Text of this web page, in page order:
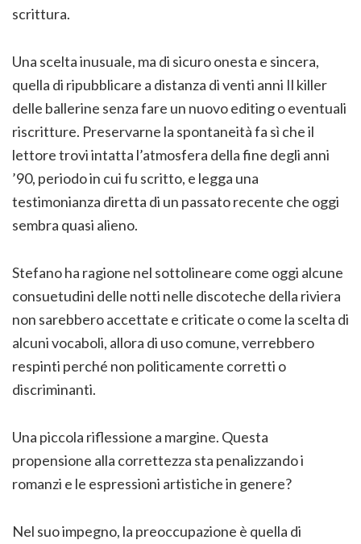
scrittura.
Una scelta inusuale, ma di sicuro onesta e sincera,
quella di ripubblicare a distanza di venti anni Il killer
delle ballerine senza fare un nuovo editing o eventuali
riscritture. Preservarne la spontaneità fa sì che il
lettore trovi intatta l’atmosfera della fine degli anni
’90, periodo in cui fu scritto, e legga una
testimonianza diretta di un passato recente che oggi
sembra quasi alieno.
Stefano ha ragione nel sottolineare come oggi alcune
consuetudini delle notti nelle discoteche della riviera
non sarebbero accettate e criticate o come la scelta di
alcuni vocaboli, allora di uso comune, verrebbero
respinti perché non politicamente corretti o
discriminanti.
Una piccola riflessione a margine. Questa
propensione alla correttezza sta penalizzando i
romanzi e le espressioni artistiche in genere?
Nel suo impegno, la preoccupazione è quella di